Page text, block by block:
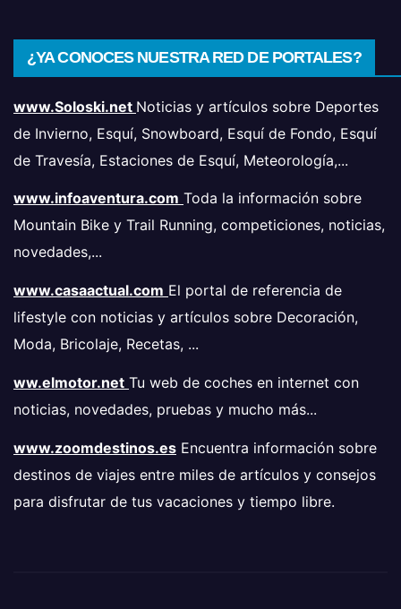
¿YA CONOCES NUESTRA RED DE PORTALES?
www.Soloski.net Noticias y artículos sobre Deportes
de Invierno, Esquí, Snowboard, Esquí de Fondo, Esquí
de Travesía, Estaciones de Esquí, Meteorología,...
www.infoaventura.com Toda la información sobre
Mountain Bike y Trail Running, competiciones, noticias,
novedades,...
www.casaactual.com El portal de referencia de
lifestyle con noticias y artículos sobre Decoración,
Moda, Bricolaje, Recetas, ...
ww.elmotor.net Tu web de coches en internet con
noticias, novedades, pruebas y mucho más...
www.zoomdestinos.es Encuentra información sobre
destinos de viajes entre miles de artículos y consejos
para disfrutar de tus vacaciones y tiempo libre.